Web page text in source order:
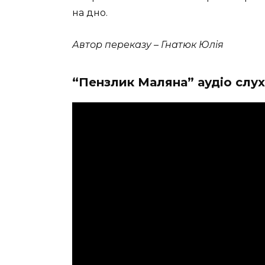
на дно.
Автор переказу – Гнатюк Юлія
“Пензлик Маляна” аудіо